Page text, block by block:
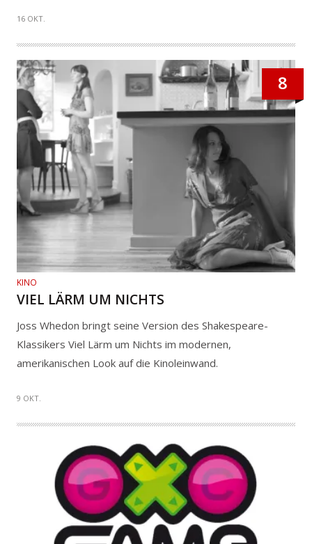
16 OKT.
8
KINO
VIEL LÄRM UM NICHTS
Joss Whedon bringt seine Version des Shakespeare-
Klassikers Viel Lärm um Nichts im modernen,
amerikanischen Look auf die Kinoleinwand.
9 OKT.